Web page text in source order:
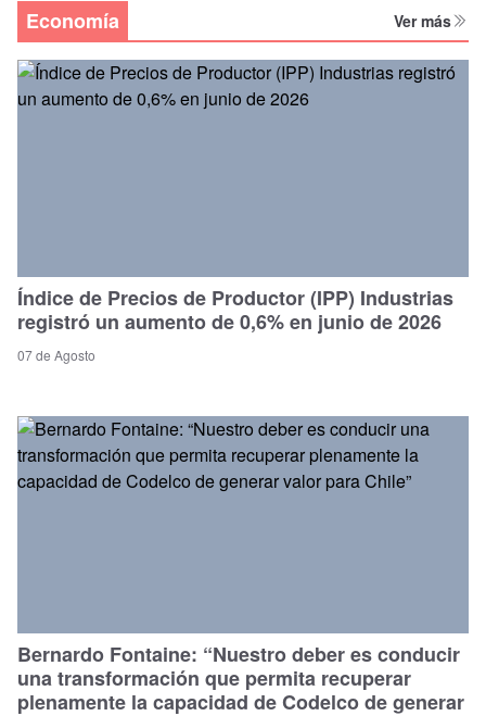
Economía Ver más
Índice de Precios de Productor (IPP) Industrias
registró un aumento de 0,6% en junio de 2026
07 de Agosto
Bernardo Fontaine: “Nuestro deber es conducir
una transformación que permita recuperar
plenamente la capacidad de Codelco de generar